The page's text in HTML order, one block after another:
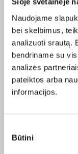
Naudojame
bei skelbimus,
analizuoti srautą.
bendriname su
analizės
pateiktos arba
informacijos.
pasirinkimas
Būtini
taupyklę, o po
didesnį daiktą.
5 – 7 m.
fiksuotus
kortelėmis,
parodyti
mokyti
infliaciją,
formavimą,